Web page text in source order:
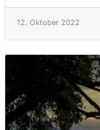
12. Oktober 2022